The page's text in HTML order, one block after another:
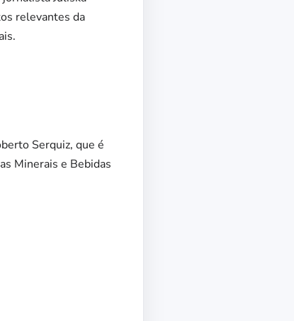
relevantes da
Serquiz, que é
Minerais e Bebidas